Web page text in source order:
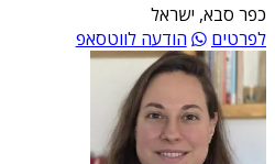
כפר סבא, ישראל
לפרטים
הודעה לווטסאפ